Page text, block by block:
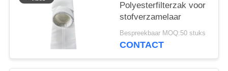
Polyesterfilterzak voor
stofverzamelaar
Bespreekbaar MOQ:50 stuks
CONTACT